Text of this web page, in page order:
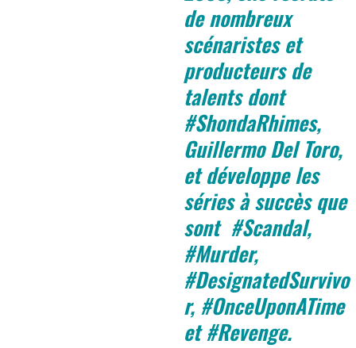
de nombreux
scénaristes et
producteurs de
talents dont
#ShondaRhimes,
Guillermo Del Toro,
et développe les
séries à succès que
sont #Scandal,
#Murder,
#DesignatedSurvivo
r, #OnceUponATime
et #Revenge.